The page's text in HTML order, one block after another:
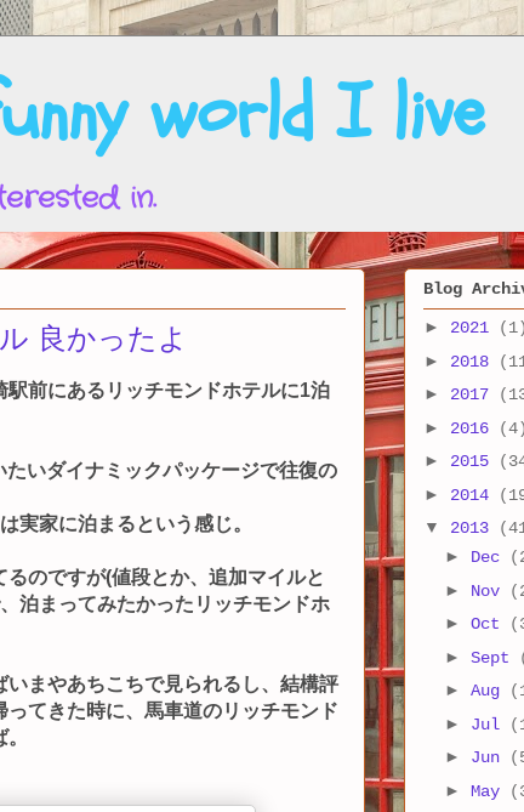
world I live
in.
良かったよ
駅前にあるリッチモンドホテルに1泊
いダイナミックパッケージで往復の
実家に泊まるという感じ。
のですが(値段とか、追加マイルと
泊まってみたかったリッチモンドホ
いまやあちこちで見られるし、結構評
てきた時に、馬車道のリッチモンド
Blog
► 2021
(1)
► 2018
► 2017
► 2016
(4)
► 2015
► 2014
▼ 2013
► Dec
► Nov
► Oct
► Sept
► Aug
► Jul
► Jun
► May